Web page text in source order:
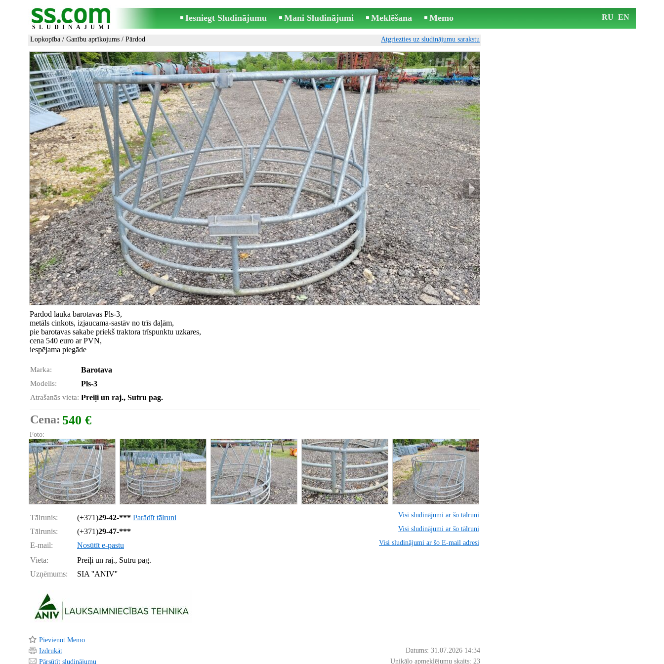
SLUDINĀJUMI
Iesniegt Sludinājumu Mani Sludinājumi Meklēšana Memo RU EN
Lopkopība / Ganību aprīkojums / Pārdod Atgriezties uz sludinājumu sarakstu
Pārdod lauka barotavas Pls-3,
metāls cinkots, izjaucama-sastāv no trīs daļām,
pie barotavas sakabe priekš traktora trīspunktu uzkares,
cena 540 euro ar PVN,
iespējama piegāde
Marka: Barotava
Modelis: Pls-3
Atrašanās vieta: Preiļi un raj., Sutru pag.
Cena: 540 €
Foto:
Tālrunis: (+371)29-42-*** Parādīt tālruni Visi sludinājumi ar šo tālruni
Tālrunis: (+371)29-47-*** Visi sludinājumi ar šo tālruni
E-mail: Nosūtīt e-pastu Visi sludinājumi ar šo E-mail adresi
Vieta:
Preiļi un raj., Sutru pag.
Uzņēmums:
SIA ''ANIV''
Pievienot Memo
Izdrukāt
Datums: 31.07.2026 14:34
Pārsūtīt sludinājumu
Unikālo apmeklējumu skaits: 23